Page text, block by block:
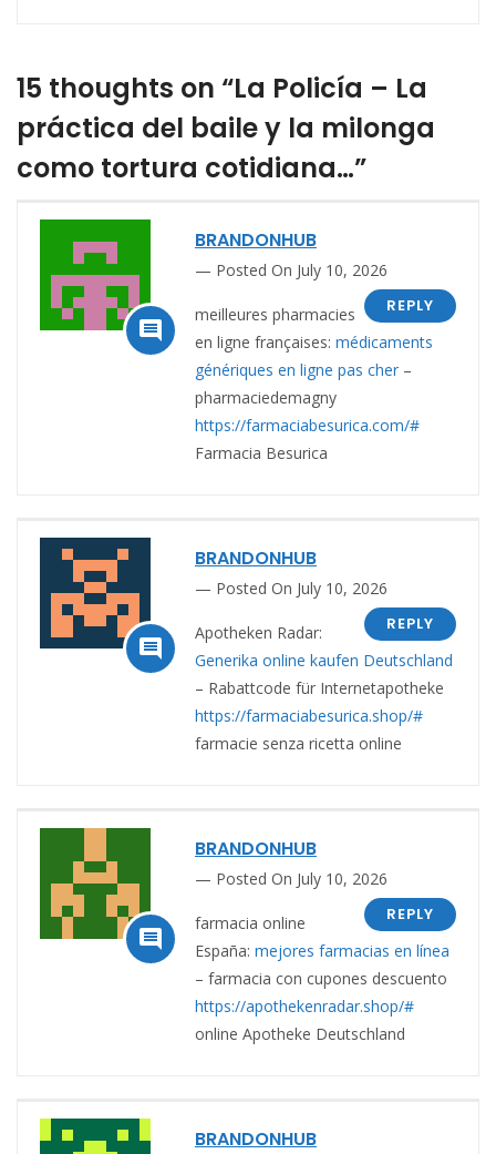
15 thoughts on “La Policía – La
práctica del baile y la milonga
como tortura cotidiana…”

BRANDONHUB
Posted On July 10, 2026
REPLY
meilleures pharmacies
en ligne françaises: médicaments
génériques en ligne pas cher –
pharmaciedemagny
https://farmaciabesurica.com/#
Farmacia Besurica

BRANDONHUB
Posted On July 10, 2026
REPLY
Apotheken Radar:
Generika online kaufen Deutschland
– Rabattcode für Internetapotheke
https://farmaciabesurica.shop/#
farmacie senza ricetta online

BRANDONHUB
Posted On July 10, 2026
REPLY
farmacia online
España: mejores farmacias en línea
– farmacia con cupones descuento
https://apothekenradar.shop/#
online Apotheke Deutschland
BRANDONHUB